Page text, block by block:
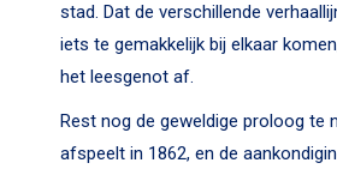
stad. Dat de verschillende
iets te gemakkelijk bij elkaar
het leesgenot af.
Rest nog de geweldige proloog te
afspeelt in 1862, en de